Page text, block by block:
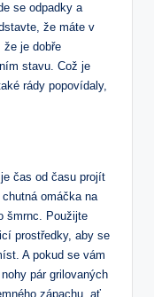
se odpadky a
že máte v
že je dobře
stavu. Což je
rády popovídaly,
čas od času projít
omáčka na
šmrnc. Použijte
prostředky, aby se
A pokud se vám
pár grilovaných
zápachu, ať